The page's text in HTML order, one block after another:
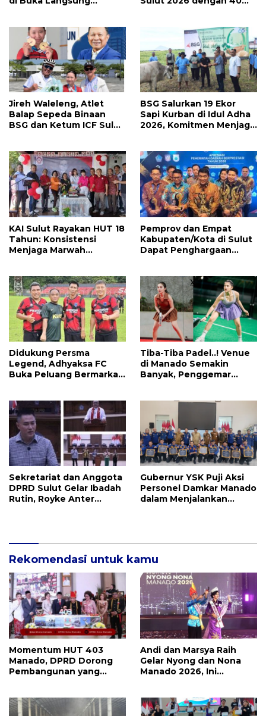
Julia Tuwo Beri Apresiasi
Tinggi
Jireh Waleleng, Atlet
Balap Sepeda Binaan
BSG dan Ketum ICF Sulut
BSG Salurkan 19 Ekor
Sapi Kurban di Idul Adha
2026, Komitmen Menjaga
KAI Sulut Rayakan HUT 18
Tahun: Konsistensi
Menjaga Marwah
Maju
Pemprov dan Empat
Kabupaten/Kota di Sulut
Dapat Penghargaan
Didukung Persma
Legend, Adhyaksa FC
Buka Peluang Bermarkas
Tiba-Tiba Padel..! Venue
di Manado Semakin
Banyak, Penggemar
Sekretariat dan Anggota
DPRD Sulut Gelar Ibadah
Rutin, Royke Anter
Gubernur YSK Puji Aksi
Personel Damkar Manado
dalam Menjalankan
Rekomendasi untuk kamu
Momentum HUT 403
Manado, DPRD Dorong
Pembangunan yang
Andi dan Marsya Raih
Gelar Nyong dan Nona
Manado 2026, Ini